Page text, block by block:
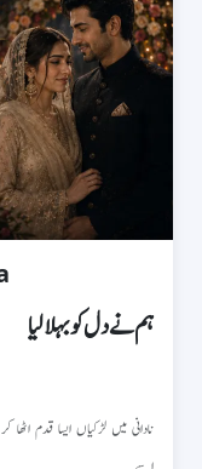
ہم نے دل کو بہلا لیا
نادانی میں لڑکیاں ایسا قدم اٹھا